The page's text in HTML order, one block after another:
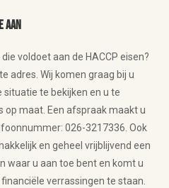
aan
voldoet aan de HACCP eisen?
adres. Wij komen graag bij u
situatie te bekijken en u te
op maat. Een afspraak maakt u
026-3217336. Ook
en geheel vrijblijvend een
waar u aan toe bent en komt u
verrassingen te staan.